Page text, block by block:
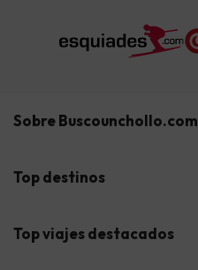
Sobre Buscounchollo.com
¿Quiénes somos?
Buscounchollo en los medios
Top destinos
Hoteles Andalucía
Top viajes destacados